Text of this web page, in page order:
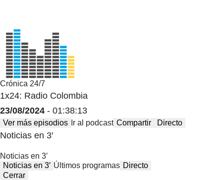
Crónica 24/7
1x24: Radio Colombia
23/08/2024 - 01:38:13
Ver más episodios Ir al podcast Compartir Directo
Noticias en 3′
Noticias en 3′
Noticias en 3′ Últimos programas Directo
Cerrar